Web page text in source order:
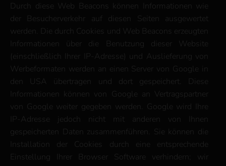
Durch diese Web Beacons können Informationen wie
der Besucherverkehr auf diesen Seiten ausgewertet
werden. Die durch Cookies und Web Beacons erzeugten
Informationen über die Benutzung dieser Website
(einschließlich Ihrer IP-Adresse) und Auslieferung von
Werbeformaten werden an einen Server von Google in
den USA übertragen und dort gespeichert. Diese
Informationen können von Google an Vertragspartner
von Google weiter gegeben werden. Google wird Ihre
IP-Adresse jedoch nicht mit anderen von Ihnen
gespeicherten Daten zusammenführen. Sie können die
Installation der Cookies durch eine entsprechende
Einstellung Ihrer Browser Software verhindern; wir